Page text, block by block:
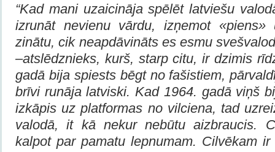
“Kad mani uzaicināja spēlēt latviešu
izrunāt nevienu vārdu, izņemot «piens»
zinātu, cik neapdāvināts es esmu
–atslēdznieks, kurš, starp citu, ir dzimis
gadā bija spiests bēgt no fašistiem,
brīvi runāja latviski. Kad 1964. gadā viņš
izkāpis uz platformas no vilciena, tad
valodā, it kā nekur nebūtu aizbraucis.
kalpot par pamatu lepnumam. Cilvēkam